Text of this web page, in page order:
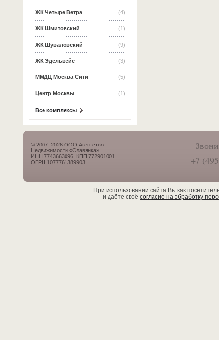
(4)
ЖК Четыре Ветра
(1)
ЖК Шмитовский
(9)
ЖК Шуваловский
(3)
ЖК Эдельвейс
(5)
ММДЦ Москва Сити
(1)
Центр Москвы
Все комплексы
© 2007–2026 ООО Агентство
Недвижимости «Славянка»
ИНН 7743663096, КПП 772901001
ОГРН 1077761389903
+7
При использовании сайта Вы как
и даёте своё согласие на обработку